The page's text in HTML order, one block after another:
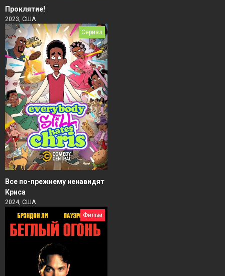
Проклятие!
2023, США
Сериал
Все по-прежнему ненавидят
Криса
2024, США
Фильм